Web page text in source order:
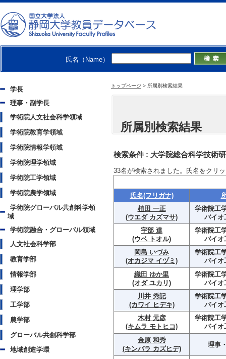
氏名（Name）
学長
理事・副学長
学術院人文社会科学領域
学術院教育学領域
学術院情報学領域
学術院理学領域
学術院工学領域
学術院農学領域
学術院グローバル共創科学領
域
学術院融合・グローバル領域
人文社会科学部
教育学部
情報学部
理学部
工学部
農学部
グローバル共創科学部
地域創造学環
トップページ > 所属別検索結果
所属別検索結果
検索条件 : 大学院総合科学技術
33名が検索されました。氏名をクリ
氏名(フリガナ)
植田 一正
(ウエダ カズマサ)
学術院工
バイオ
宇部 達
(ウベ トオル)
学術院工
バイオ
岡島 いづみ
(オカジマ イヅミ)
学術院工
バイオ
織田 ゆか里
(オダ ユカリ)
学術院工
バイオ
川井 秀記
(カワイ ヒデキ)
学術院工
バイオ
木村 元彦
(キムラ モトヒコ)
学術院工
バイオ
金原 和秀
(キンバラ カズヒデ)
理事